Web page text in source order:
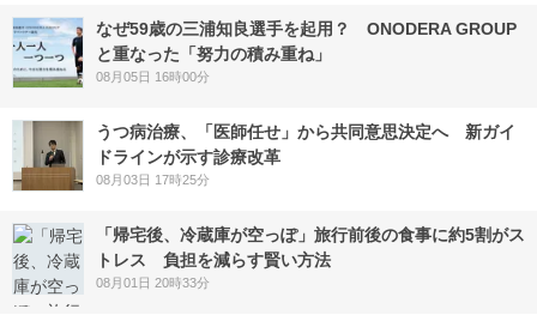
なぜ59歳の三浦知良選手を起用？ ONODERA GROUP
と重なった「努力の積み重ね」
08月05日 16時00分
うつ病治療、「医師任せ」から共同意思決定へ 新ガイ
ドラインが示す診療改革
08月03日 17時25分
「帰宅後、冷蔵庫が空っぽ」旅行前後の食事に約5割がス
トレス 負担を減らす賢い方法
08月01日 20時33分